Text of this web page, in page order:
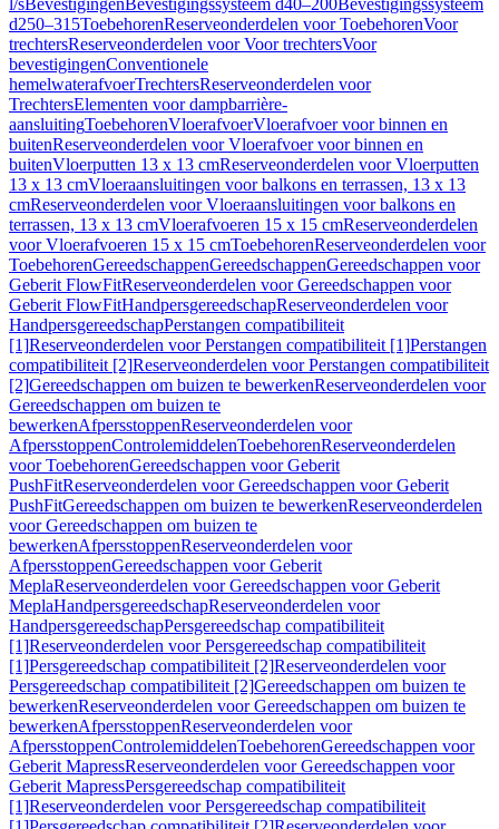
l/sBevestigingenBevestigingssysteem d40–200Bevestigingssysteem
d250–315ToebehorenReserveonderdelen voor ToebehorenVoor
trechtersReserveonderdelen voor Voor trechtersVoor
bevestigingenConventionele
hemelwaterafvoerTrechtersReserveonderdelen voor
TrechtersElementen voor dampbarrière-
aansluitingToebehorenVloerafvoerVloerafvoer voor binnen en
buitenReserveonderdelen voor Vloerafvoer voor binnen en
buitenVloerputten 13 x 13 cmReserveonderdelen voor Vloerputten
13 x 13 cmVloeraansluitingen voor balkons en terrassen, 13 x 13
cmReserveonderdelen voor Vloeraansluitingen voor balkons en
terrassen, 13 x 13 cmVloerafvoeren 15 x 15 cmReserveonderdelen
voor Vloerafvoeren 15 x 15 cmToebehorenReserveonderdelen voor
ToebehorenGereedschappenGereedschappenGereedschappen voor
Geberit FlowFitReserveonderdelen voor Gereedschappen voor
Geberit FlowFitHandpersgereedschapReserveonderdelen voor
HandpersgereedschapPerstangen compatibiliteit
[1]Reserveonderdelen voor Perstangen compatibiliteit [1]Perstangen
compatibiliteit [2]Reserveonderdelen voor Perstangen compatibiliteit
[2]Gereedschappen om buizen te bewerkenReserveonderdelen voor
Gereedschappen om buizen te
bewerkenAfpersstoppenReserveonderdelen voor
AfpersstoppenControlemiddelenToebehorenReserveonderdelen
voor ToebehorenGereedschappen voor Geberit
PushFitReserveonderdelen voor Gereedschappen voor Geberit
PushFitGereedschappen om buizen te bewerkenReserveonderdelen
voor Gereedschappen om buizen te
bewerkenAfpersstoppenReserveonderdelen voor
AfpersstoppenGereedschappen voor Geberit
MeplaReserveonderdelen voor Gereedschappen voor Geberit
MeplaHandpersgereedschapReserveonderdelen voor
HandpersgereedschapPersgereedschap compatibiliteit
[1]Reserveonderdelen voor Persgereedschap compatibiliteit
[1]Persgereedschap compatibiliteit [2]Reserveonderdelen voor
Persgereedschap compatibiliteit [2]Gereedschappen om buizen te
bewerkenReserveonderdelen voor Gereedschappen om buizen te
bewerkenAfpersstoppenReserveonderdelen voor
AfpersstoppenControlemiddelenToebehorenGereedschappen voor
Geberit MapressReserveonderdelen voor Gereedschappen voor
Geberit MapressPersgereedschap compatibiliteit
[1]Reserveonderdelen voor Persgereedschap compatibiliteit